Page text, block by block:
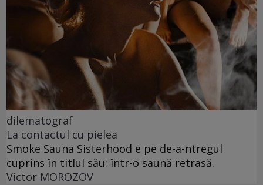
dilematograf
La contactul cu pielea
Smoke Sauna Sisterhood e pe de-a-ntregul
cuprins în titlul său: într-o saună retrasă.
Victor MOROZOV